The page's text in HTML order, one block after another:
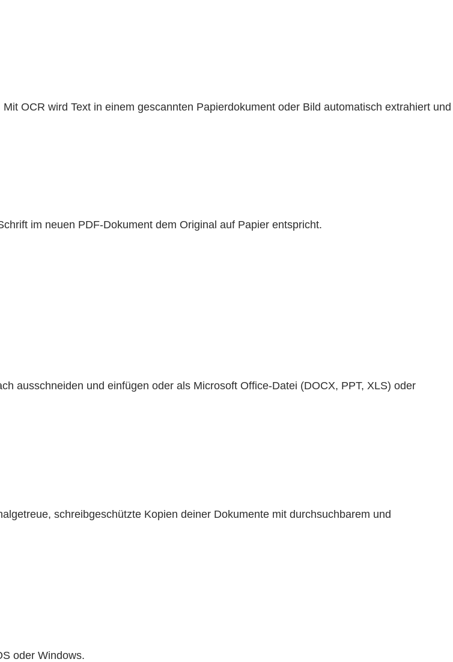
OCR wird Text in einem gescannten Papierdokument oder Bild automatisch extrahiert und
im neuen PDF-Dokument dem Original auf Papier entspricht.
ausschneiden und einfügen oder als Microsoft Office-Datei (DOCX, PPT, XLS) oder
schreibgeschützte Kopien deiner Dokumente mit durchsuchbarem und
oder Windows.